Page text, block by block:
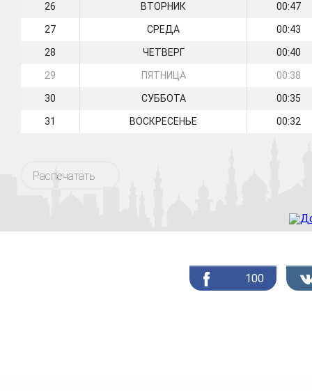
26 ВТОРНИК 00:47
27 СРЕДА 00:43
28 ЧЕТВЕРГ 00:40
29 ПЯТНИЦА 00:38
30 СУББОТА 00:35
31 ВОСКРЕСЕНЬЕ 00:32
Распечатать
100